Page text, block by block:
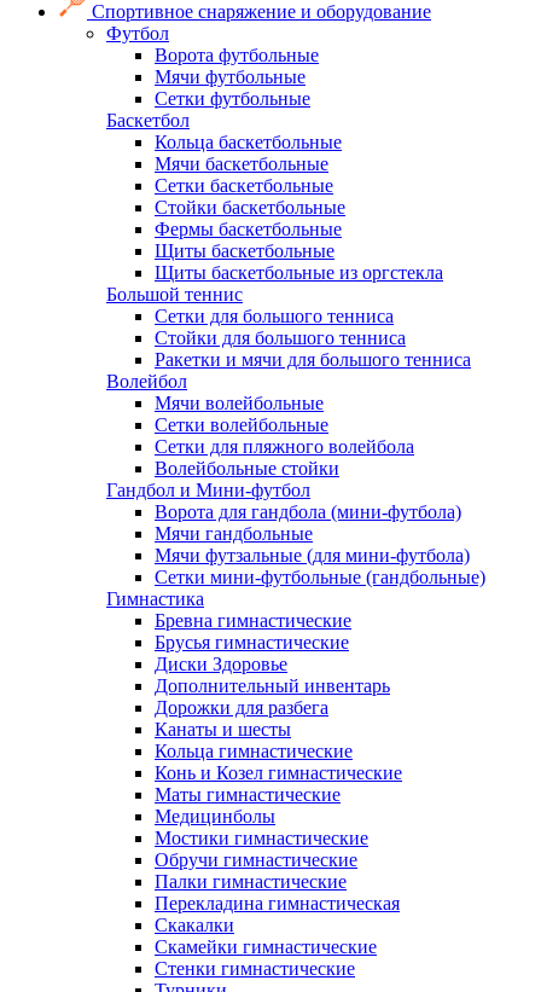
Спортивное снаряжение и оборудование
Футбол
Ворота футбольные
Мячи футбольные
Сетки футбольные
Баскетбол
Кольца баскетбольные
Мячи баскетбольные
Сетки баскетбольные
Стойки баскетбольные
Фермы баскетбольные
Щиты баскетбольные
Щиты баскетбольные из оргстекла
Большой теннис
Сетки для большого тенниса
Стойки для большого тенниса
Ракетки и мячи для большого тенниса
Волейбол
Мячи волейбольные
Сетки волейбольные
Сетки для пляжного волейбола
Волейбольные стойки
Гандбол и Мини-футбол
Ворота для гандбола (мини-футбола)
Мячи гандбольные
Мячи футзальные (для мини-футбола)
Сетки мини-футбольные (гандбольные)
Гимнастика
Бревна гимнастические
Брусья гимнастические
Диски Здоровье
Дополнительный инвентарь
Дорожки для разбега
Канаты и шесты
Кольца гимнастические
Конь и Козел гимнастические
Маты гимнастические
Медицинболы
Мостики гимнастические
Обручи гимнастические
Палки гимнастические
Перекладина гимнастическая
Скакалки
Скамейки гимнастические
Стенки гимнастические